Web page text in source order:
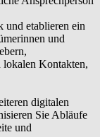
und etablieren ein
und
lokalen Kontakten,
digitalen
Sie Abläufe
und